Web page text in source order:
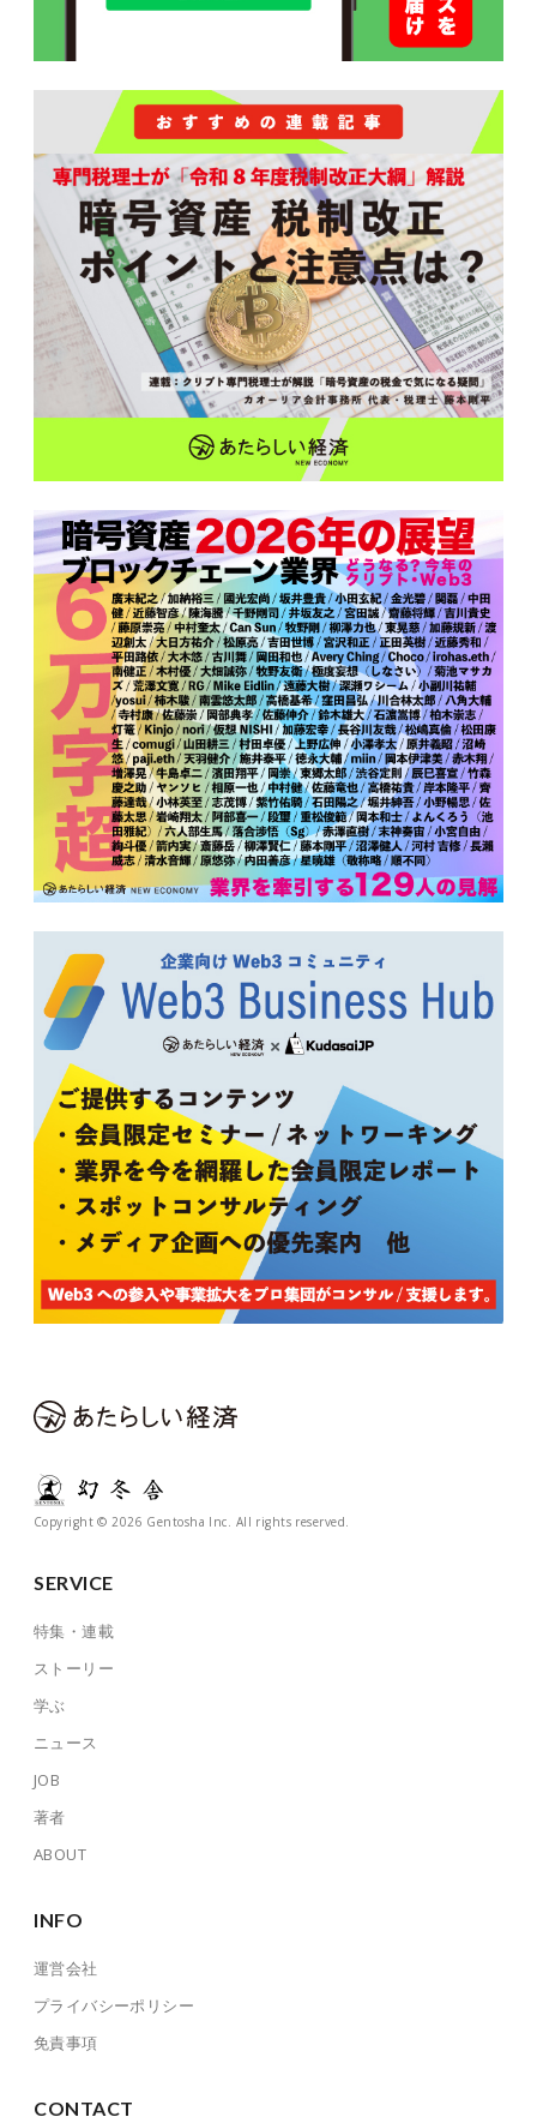
Copyright © 2026 Gentosha Inc. All rights reserved.
SERVICE
特集・連載
ストーリー
学ぶ
ニュース
JOB
著者
ABOUT
INFO
運営会社
プライバシーポリシー
免責事項
CONTACT